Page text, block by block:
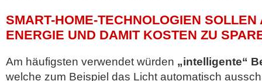
SMART-HOME-TECHNOLOGIEN SOLLEN
ENERGIE UND DAMIT KOSTEN ZU
Am häufigsten verwendet würden „intelligente“
welche zum Beispiel das Licht automatisch